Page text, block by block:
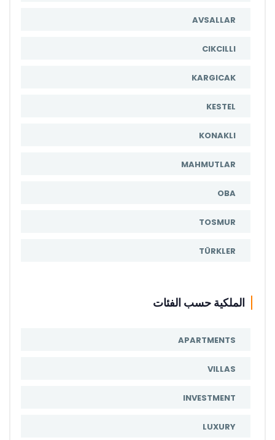
AVSALLAR
CIKCILLI
KARGICAK
KESTEL
KONAKLI
MAHMUTLAR
OBA
TOSMUR
TÜRKLER
الملكية حسب الفئات
APARTMENTS
VILLAS
INVESTMENT
LUXURY